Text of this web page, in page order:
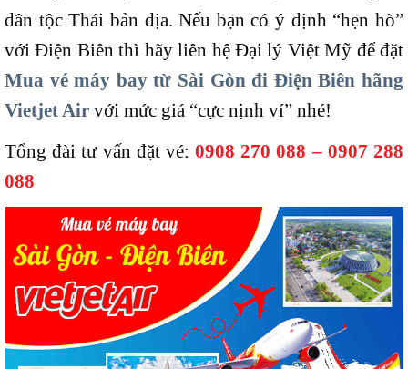
dân tộc Thái bản địa. Nếu bạn có ý định “hẹn hò”
với Điện Biên thì hãy liên hệ Đại lý Việt Mỹ để đặt
Mua vé máy bay từ Sài Gòn đi Điện Biên hãng
Vietjet Air với mức giá “cực nịnh ví” nhé!
Tổng đài tư vấn đặt vé:0908 270 088 – 0907 288
088